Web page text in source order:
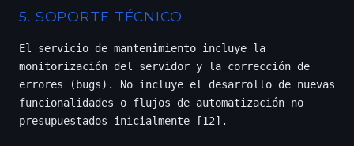
5. SOPORTE TÉCNICO
El servicio de mantenimiento incluye la
monitorización del servidor y la corrección de
errores (bugs). No incluye el desarrollo de nuevas
funcionalidades o flujos de automatización no
presupuestados inicialmente [12].